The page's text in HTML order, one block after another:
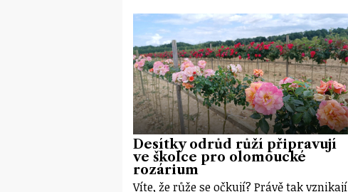
Desítky odrůd růží připravují
ve školce pro olomoucké
rozárium
Víte, že růže se očkují? Právě tak vznikají